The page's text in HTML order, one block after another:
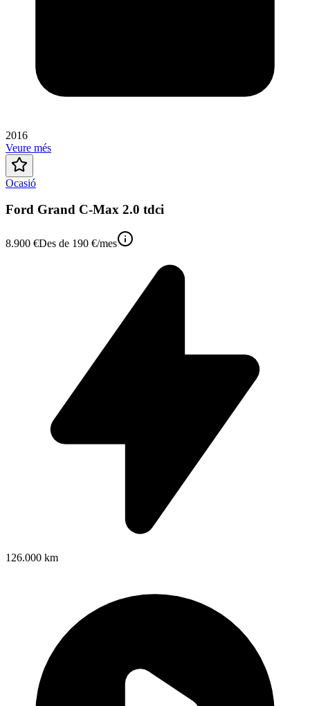
2016
Veure més
Ocasió
Ford Grand C-Max 2.0 tdci
8.900 €Des de 190 €/mes
126.000 km